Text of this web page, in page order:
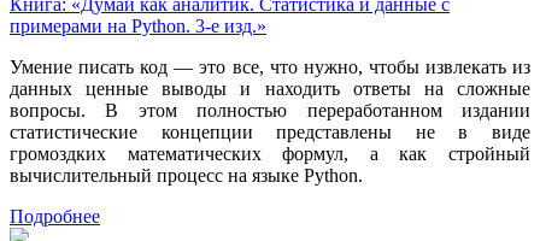
Книга: «Думай как аналитик. Статистика и данные с
примерами на Python. 3-е изд.»
Умение писать код — это все, что нужно, чтобы извлекать из
данных ценные выводы и находить ответы на сложные
вопросы. В этом полностью переработанном издании
статистические концепции представлены не в виде
громоздких математических формул, а как стройный
вычислительный процесс на языке Python.
Подробнее